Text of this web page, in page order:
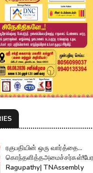
ரகுபதியின் ஒரு வார்த்தை...
Ragupathy| TNAssembly